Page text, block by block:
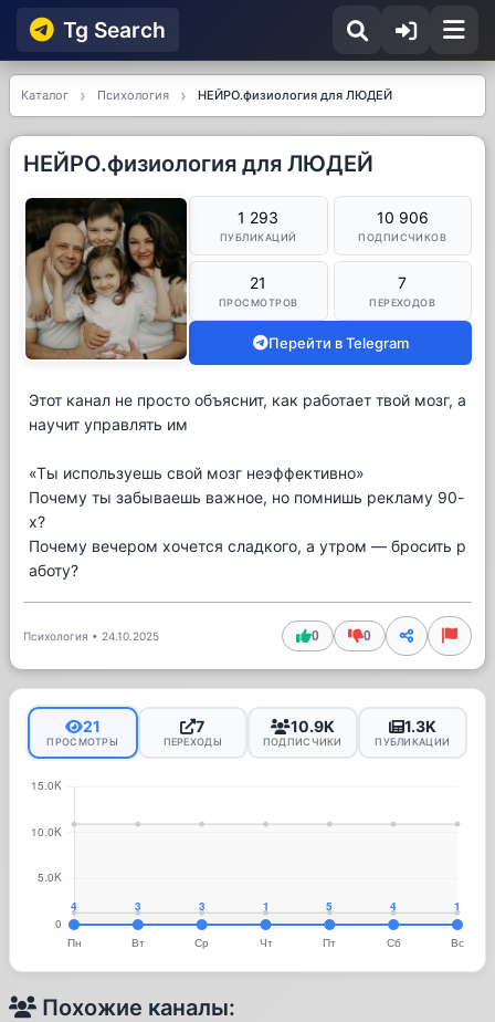
Tg Searсh
Каталог Психология НЕЙРО.физиология для ЛЮДЕЙ
НЕЙРО.физиология для ЛЮДЕЙ
1 293
ПУБЛИКАЦИЙ
10 906
ПОДПИСЧИКОВ
21
ПРОСМОТРОВ
7
ПЕРЕХОДОВ
Перейти в Telegram
Этот канал не просто объяснит, как работает твой мозг, а
научит управлять им
«Ты используешь свой мозг неэффективно»
Почему ты забываешь важное, но помнишь рекламу 90-
х?
Почему вечером хочется сладкого, а утром — бросить р
аботу?
Психология • 24.10.2025 0 0
21
ПРОСМОТРЫ
7
ПЕРЕХОДЫ
10.9K
ПОДПИСЧИКИ
1.3K
ПУБЛИКАЦИИ
Похожие каналы: